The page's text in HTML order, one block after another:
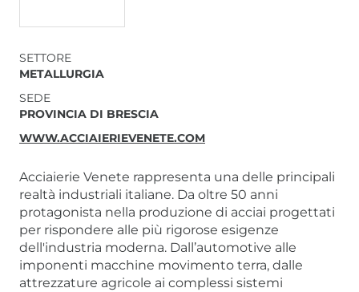
SETTORE
METALLURGIA
SEDE
PROVINCIA DI BRESCIA
WWW.ACCIAIERIEVENETE.COM
Acciaierie Venete rappresenta una delle principali
realtà industriali italiane. Da oltre 50 anni
protagonista nella produzione di acciai progettati
per rispondere alle più rigorose esigenze
dell'industria moderna. Dall’automotive alle
imponenti macchine movimento terra, dalle
attrezzature agricole ai complessi sistemi